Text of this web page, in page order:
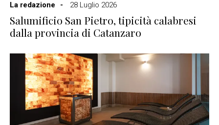
La redazione
28 Luglio 2026
Salumificio San Pietro, tipicità calabresi
dalla provincia di Catanzaro